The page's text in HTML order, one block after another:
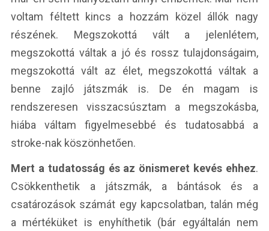
voltam féltett kincs a hozzám közel állók nagy
részének. Megszokottá vált a jelenlétem,
megszokottá váltak a jó és rossz tulajdonságaim,
megszokottá vált az élet, megszokottá váltak a
benne zajló játszmák is. De én magam is
rendszeresen visszacsúsztam a megszokásba,
hiába váltam figyelmesebbé és tudatosabbá a
stroke-nak köszönhetően.
Mert a tudatosság és az önismeret kevés ehhez.
Csökkenthetik a játszmák, a bántások és a
csatározások számát egy kapcsolatban, talán még
a mértéküket is enyhíthetik (bár egyáltalán nem